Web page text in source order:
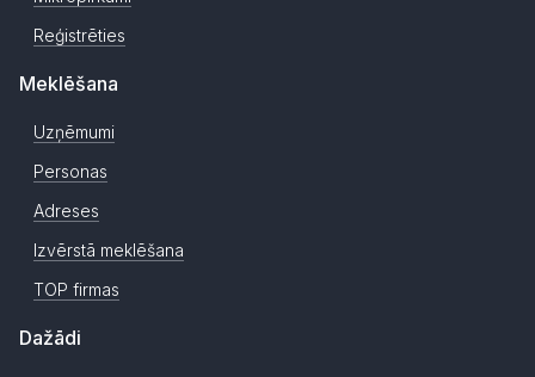
Reģistrēties
Meklēšana
Uzņēmumi
Personas
Adreses
Izvērstā meklēšana
TOP firmas
Dažādi